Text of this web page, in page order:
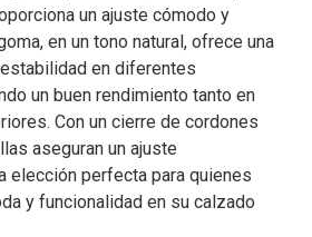
un ajuste cómodo y
en un tono natural, ofrece una
en diferentes
un buen rendimiento tanto en
Con un cierre de cordones
aseguran un ajuste
elección perfecta para quienes
y funcionalidad en su calzado